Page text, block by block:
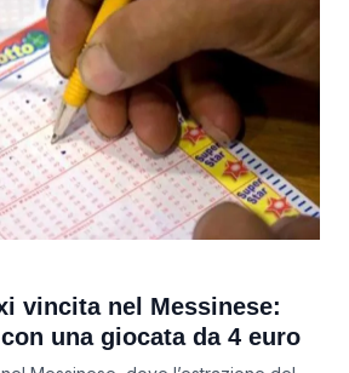
vincita nel Messinese:
una giocata da 4 euro